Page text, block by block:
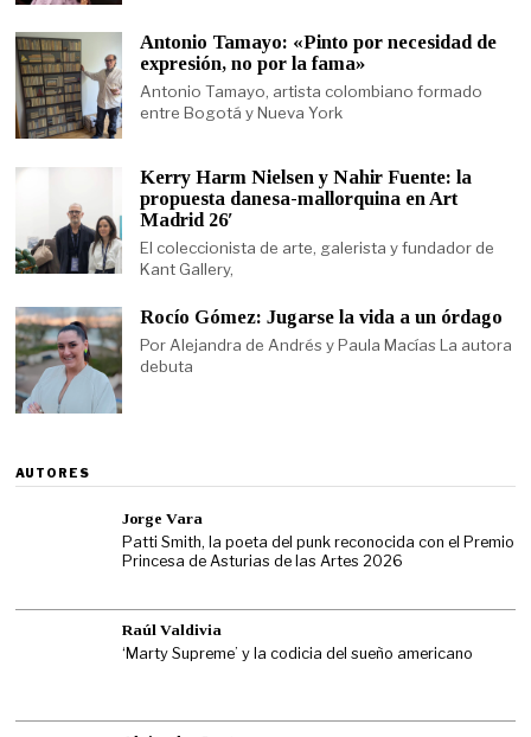
Antonio Tamayo: «Pinto por necesidad de
expresión, no por la fama»
Antonio Tamayo, artista colombiano formado
entre Bogotá y Nueva York
Kerry Harm Nielsen y Nahir Fuente: la
propuesta danesa-mallorquina en Art
Madrid 26′
El coleccionista de arte, galerista y fundador de
Kant Gallery,
Rocío Gómez: Jugarse la vida a un órdago
Por Alejandra de Andrés y Paula Macías La autora
debuta
AUTORES
Jorge Vara
Patti Smith, la poeta del punk reconocida con el Premio
Princesa de Asturias de las Artes 2026
Raúl Valdivia
‘Marty Supreme’ y la codicia del sueño americano